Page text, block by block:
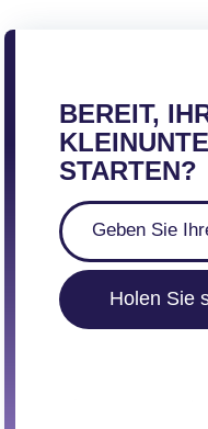
BEREIT,
STARTEN?
Holen Sie